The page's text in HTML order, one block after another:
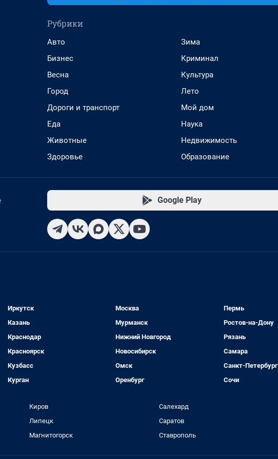
Рубрики
Авто
Бизнес
Весна
Город
Дороги и транспорт
Еда
Животные
Здоровье
Зима
Криминал
Культура
Лето
Мой дом
Наука
Недвижимость
Образование
Google Play
Иркутск
Казань
Краснодар
Красноярск
Кузбасс
Курган
Москва
Мурманск
Нижний Новгород
Новосибирск
Омск
Оренбург
Пермь
Ростов-на-Дону
Рязань
Самара
Санкт-Петербург
Сочи
Киров
Липецк
Магнитогорск
Салехард
Саратов
Ставрополь